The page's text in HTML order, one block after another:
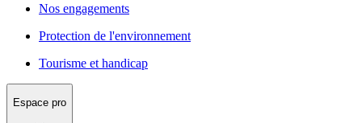
Nos engagements
Protection de l'environnement
Tourisme et handicap
Espace pro